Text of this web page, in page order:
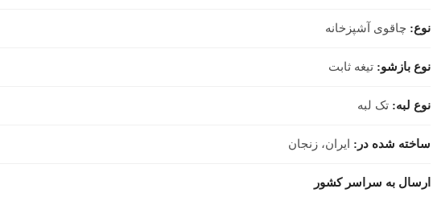
نوع: چاقوی آشپزخانه
نوع بازشو: تیغه ثابت
نوع لبه: تک لبه
ساخته شده در: ایران، زنجان
ارسال به سراسر کشور